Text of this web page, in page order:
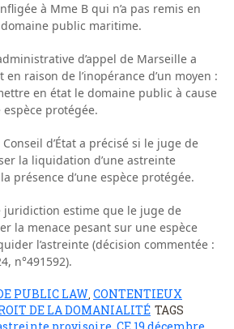
à Mme B qui n’a pas remis en
public maritime.
d’appel de Marseille a
raison de l’inopérance d’un moyen :
en état le domaine public à cause
espèce protégée.
d’État a précisé si le juge de
la liquidation d’une astreinte
présence d’une espèce protégée.
juridiction estime que le juge de
la menace pesant sur une espèce
l’astreinte (décision commentée :
n°491592).
PUBLIC LAW CONTENTIEUX
DE LA DOMANIALITÉ TAGS